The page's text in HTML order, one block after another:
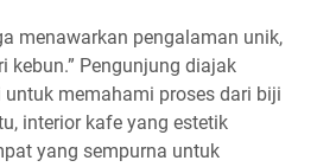
menawarkan pengalaman unik,
kebun.” Pengunjung diajak
memahami proses dari biji
interior kafe yang estetik
yang sempurna untuk